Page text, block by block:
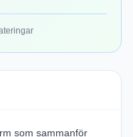
som sammanför